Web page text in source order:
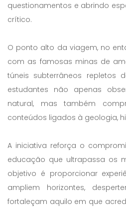
questionamentos e abrindo
crítico.
O ponto alto da viagem, no
com as famosas minas de
túneis subterrâneos repletos
estudantes não apenas
natural, mas também
conteúdos ligados à geologia,
A iniciativa reforça o
educação que ultrapassa os
objetivo é proporcionar
ampliem horizontes,
fortaleçam aquilo em que